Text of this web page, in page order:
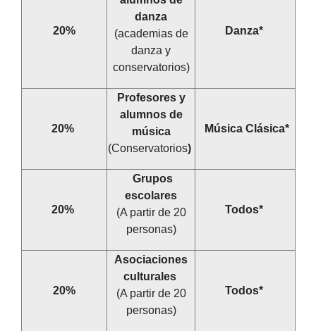
20%
danza
(academias de
danza y
conservatorios)
Danza*
20%
Profesores y
alumnos de
música
(Conservatorios)
Música Clásica*
20%
Grupos
escolares
(A partir de 20
personas)
Todos*
20%
Asociaciones
culturales
(A partir de 20
personas)
Todos*